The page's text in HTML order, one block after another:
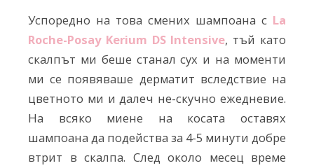
Успоредно на това смених шампоана с La
Roche-Posay Kerium DS Intensive, тъй като
скалпът ми беше станал сух и на моменти
ми се появяваше дерматит вследствие на
цветното ми и далеч не-скучно ежедневие.
На всяко миене на косата оставях
шампоана да подейства за 4-5 минути добре
втрит в скалпа. След около месец време